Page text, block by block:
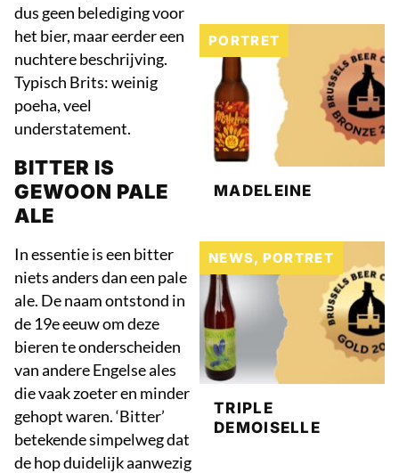
dus geen belediging voor
het bier, maar eerder een
nuchtere beschrijving.
Typisch Brits: weinig
poeha, veel
understatement.
BITTER IS
GEWOON PALE
ALE
In essentie is een bitter
niets anders dan een pale
ale. De naam ontstond in
de 19e eeuw om deze
bieren te onderscheiden
van andere Engelse ales
die vaak zoeter en minder
gehopt waren. ‘Bitter’
betekende simpelweg dat
de hop duidelijk aanwezig
PORTRET
MADELEINE
NEWS, PORTRET
TRIPLE
DEMOISELLE